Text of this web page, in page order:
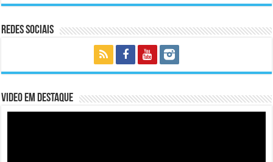
Redes Sociais
Video em Destaque